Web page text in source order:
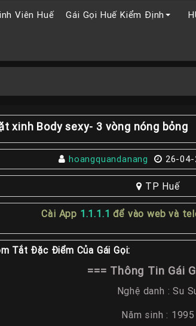
Viên Huế Gái Gọi Huế Kiểm Định
xinh Body sexy- 3 vòng nóng bỏng
hoangquandanang 26-
TP Huế
Cài App 1.1.1.1 để vào web và
Tắt Đặc Điểm Của Gái Gọi:
=== Thông Tin Gái
Nghệ danh : Su
Năm sinh : 1995